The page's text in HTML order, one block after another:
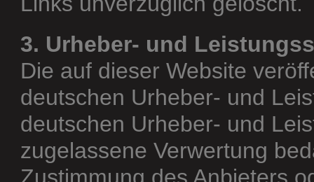
3. Urheber- und
Die auf dieser Website
deutschen Urheber- und
deutschen Urheber- und
zugelassene Verwertung
Zustimmung des Anbieters